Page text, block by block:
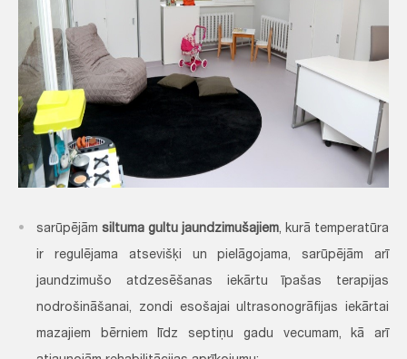
sarūpējām siltuma gultu jaundzimušajiem, kurā temperatūra
ir regulējama atsevišķi un pielāgojama, sarūpējām arī
jaundzimušo atdzesēšanas iekārtu īpašas terapijas
nodrošināšanai, zondi esošajai ultrasonogrāfijas iekārtai
mazajiem bērniem līdz septiņu gadu vecumam, kā arī